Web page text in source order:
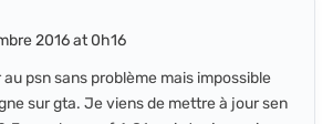
2016 at 0h16
psn sans problème mais impossible
sur gta. Je viens de mettre à jour sen